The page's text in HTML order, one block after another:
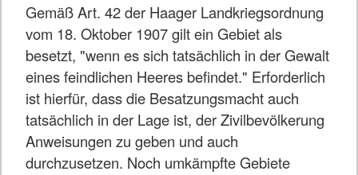
Gemäß Art. 42 der Haager Landkriegsordnung
vom 18. Oktober 1907 gilt ein Gebiet als
besetzt, "wenn es sich tatsächlich in der Gewalt
eines feindlichen Heeres befindet." Erforderlich
ist hierfür, dass die Besatzungsmacht auch
tatsächlich in der Lage ist, der Zivilbevölkerung
Anweisungen zu geben und auch
durchzusetzen. Noch umkämpfte Gebiete